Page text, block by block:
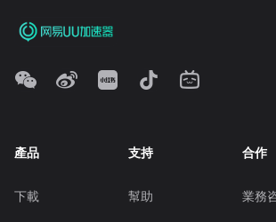
產品
下載
支持
幫助
合作
業務